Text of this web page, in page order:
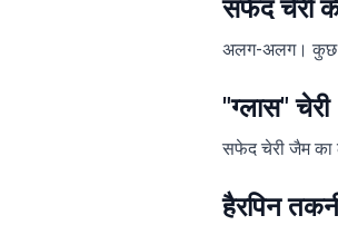
सफेद चेरी
अलग-अलग। कुछ
"ग्लास" चेरी
सफेद चेरी जैम का
हैरपिन